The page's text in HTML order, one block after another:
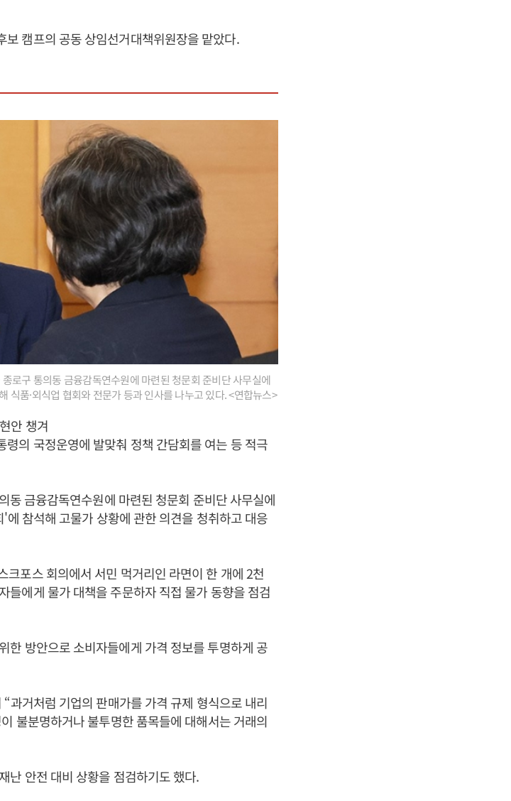
보 캠프의 공동 상임선거대책위원장을 맡았다.
로구 통의동 금융감독연수원에 마련된 청문회 준비단 사무실에
식품·외식업 협회와 전문가 등과 인사를 나누고 있다. <연합뉴스>
안 챙겨
령의 국정운영에 발맞춰 정책 간담회를 여는 등 적극
동 금융감독연수원에 마련된 청문회 준비단 사무실에
참석해 고물가 상황에 관한 의견을 청취하고 대응
크포스 회의에서 서민 먹거리인 라면이 한 개에 2천
들에게 물가 대책을 주문하자 직접 물가 동향을 점검
한 방안으로 소비자들에게 가격 정보를 투명하게 공
“과거처럼 기업의 판매가를 가격 규제 형식으로 내리
불분명하거나 불투명한 품목들에 대해서는 거래의
난 안전 대비 상황을 점검하기도 했다.